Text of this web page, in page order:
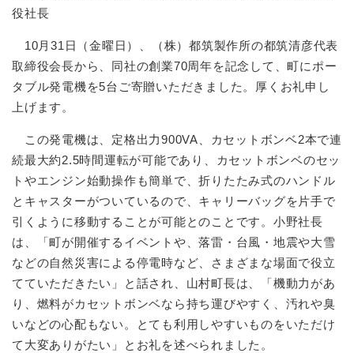
役社長
10月31日（金曜日）、（株）都筑製作所の都筑清彦代表
取締役会長から、同社の創業70周年を記念して、町にポー
タブル発電機を5台ご寄贈いただきました。厚くお礼申し
上げます。
この発電機は、定格出力900VA、カセットボンベ2本で連
続最大約2.5時間運転が可能であり、カセットボンベのセッ
トやエンジン始動操作も簡単で、折りたたみ式のハンドル
とキャスターがついているので、キャリーバッグを片手で
引くように移動することが可能とのことです。小野社長
は、「町が開催するイベントや、落雷・台風・地震や大雪
などの自然災害による停電時など、さまざまな場面で役立
てていただきたい」と話され、山村町長は、「機動力があ
り、燃料がカセットボンベなら持ち運びやすく、汚れや臭
いなどの心配もない。とても利用しやすいものをいただけ
て大変ありがたい」とお礼を述べられました。